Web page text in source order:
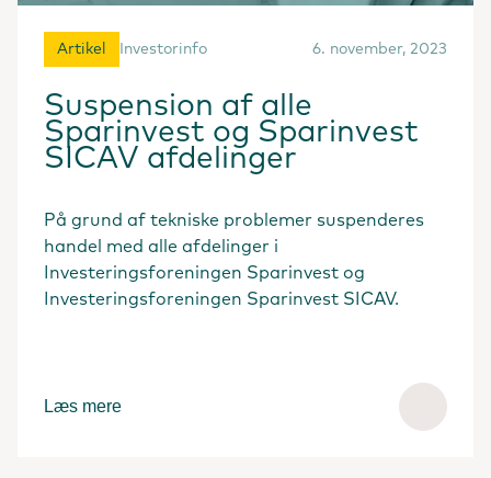
Artikel Investorinfo 6. november, 2023
Suspension af alle
Sparinvest og Sparinvest
SICAV afdelinger
På grund af tekniske problemer suspenderes
handel med alle afdelinger i
Investeringsforeningen Sparinvest og
Investeringsforeningen Sparinvest SICAV.
Læs mere